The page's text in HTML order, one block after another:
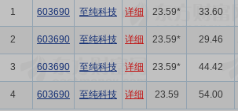
1 603690 至纯科技 详细 23.59* 33.60
2 603690 至纯科技 详细 23.59* 29.46
3 603690 至纯科技 详细 23.59* 44.42
4 603690 至纯科技 详细 23.59 54.00